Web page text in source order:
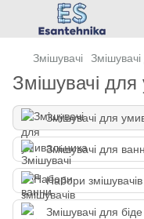
Змішувачі
Змішувачі
Змішувачі для
Змішувачі для
Набори змішувачів
Змішувачі для біде